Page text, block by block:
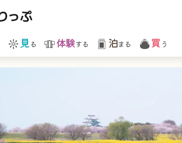
見 る 体験する 泊まる 買 う